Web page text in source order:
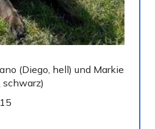
(Diego, hell) und Markiesje
schwarz)